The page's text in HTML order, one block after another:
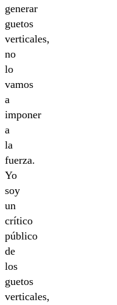
generar
guetos
verticales,
no
lo
vamos
a
imponer
a
la
fuerza.
Yo
soy
un
crítico
público
de
los
guetos
verticales,